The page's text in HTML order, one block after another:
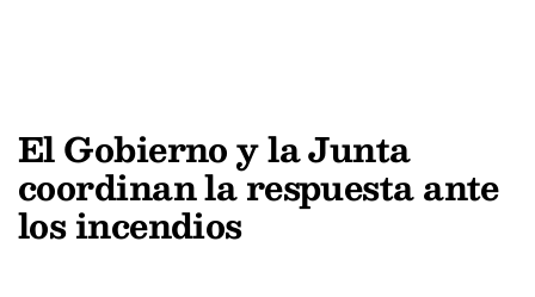
El Gobierno y la Junta
coordinan la respuesta ante
los incendios